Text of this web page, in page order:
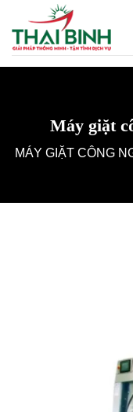
qua
nội
dung
Máy giặt
MÁY GIẶT CÔNG